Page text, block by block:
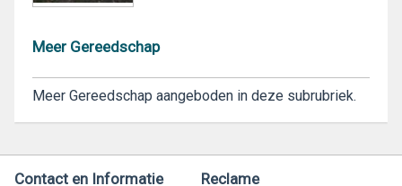
Meer Gereedschap
Meer Gereedschap aangeboden in deze subrubriek.
Contact en Informatie Reclame